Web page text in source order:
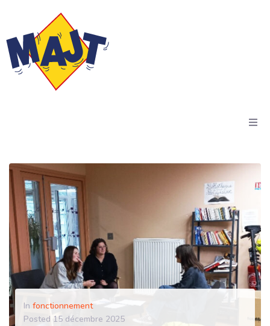
Actus
Résidences
Dispositif Kiala
Association
Contact
In fonctionnement
Posted 15 décembre 2025